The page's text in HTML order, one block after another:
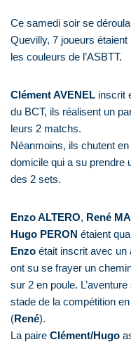
Ce samedi soir se
Quevilly, 7 joueurs
les couleurs de l’ASBTT.
Clément AVENEL inscrit
du BCT, ils réalisent un
leurs 2 matchs.
Néanmoins, ils chutent
domicile qui a su prendre
des 2 sets.
Enzo ALTERO, René
Hugo PERON étaient
Enzo était inscrit avec un
ont su se frayer un
sur 2 en poule.
stade de la compétition
(René).
La paire Clément/Hugo